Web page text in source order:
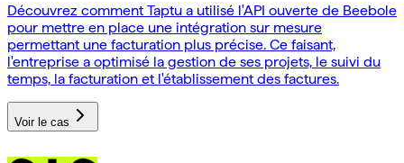
Découvrez comment Taptu a utilisé l'API ouverte de Beebole
pour mettre en place une intégration sur mesure
permettant une facturation plus précise. Ce faisant,
l'entreprise a optimisé la gestion de ses projets, le suivi du
temps, la facturation et l'établissement des factures.
Voir le cas